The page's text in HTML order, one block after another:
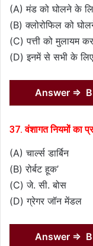
(A) मंड को घोलने के
(B) क्लोरोफिल को
(C) पत्ती को मुलायम
(D) इनमें से सभी के लिए
Answer ⇒ B
37. वंशागत नियमों का
(A) चार्ल्स डार्बिन
(B) रोर्बट हूक’
(C) जे. सी. बोस
(D) ग्रेगर जॉन मेंडल
Answer ⇒ B